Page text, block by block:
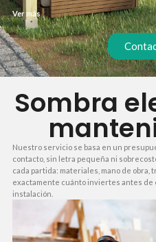
terraza con estilo, las pérgolas de
ideal. Combinan la calidez de la madera
creando espacios sombreados que
estructura no solo protege del sol, sino
diferencial a tu negocio o hogar.
Ver más
Sombra
Nuestro servicio se basa en un
contacto, sin letra pequeña ni
cada partida: materiales, mano de obra,
exactamente cuánto inviertes antes de
instalación.